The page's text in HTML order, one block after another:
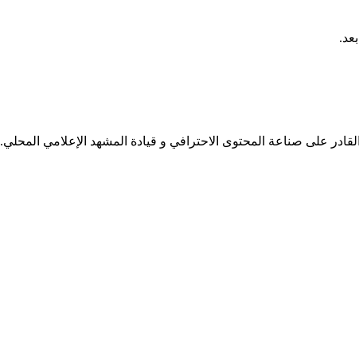
على صناعة المحتوى الاحترافي و قيادة المشهد الإعلامي المحلي.